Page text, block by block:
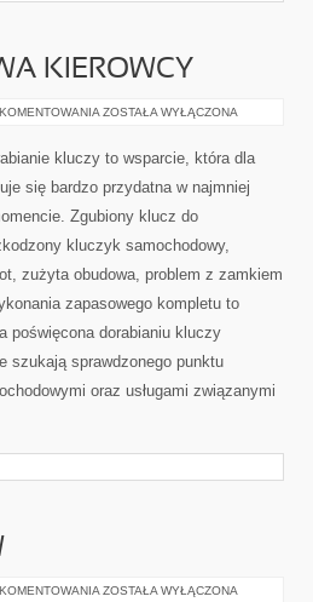
KIEROWCY
PORADNIKI
ZOSTAŁA WYŁĄCZONA
kluczy to wsparcie, która dla
się bardzo przydatna w najmniej
Zgubiony klucz do
kluczyk samochodowy,
zużyta obudowa, problem z zamkiem
zapasowego kompletu to
poświęcona dorabianiu kluczy
szukają sprawdzonego punktu
oraz usługami związanymi
PYTANIA
ZOSTAŁA WYŁĄCZONA